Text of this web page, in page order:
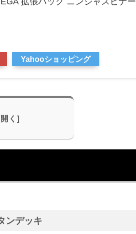
Yahooショッピング
ンデッキ